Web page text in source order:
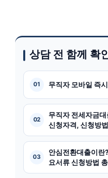
상담 전 함께 확
01 무직자 모바일 즉
02
무직자 전세자금
신청자격, 신청방
03
안심전환대출이란
요서류 신청방법